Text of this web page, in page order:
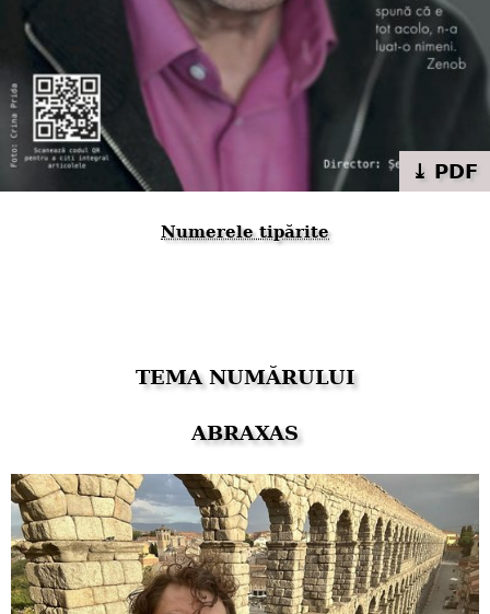
⤓ PDF
Numerele tipărite
TEMA NUMĂRULUI
ABRAXAS